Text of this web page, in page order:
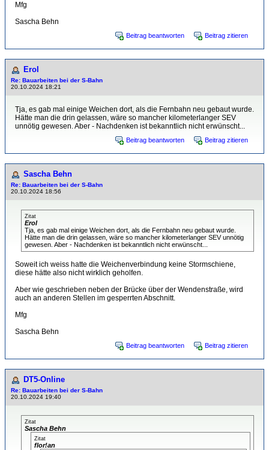
Mfg
Sascha Behn
Beitrag beantworten Beitrag zitieren
Erol
Re: Bauarbeiten bei der S-Bahn
20.10.2024 18:21
Tja, es gab mal einige Weichen dort, als die Fernbahn neu gebaut wurde.
Hätte man die drin gelassen, wäre so mancher kilometerlanger SEV
unnötig gewesen. Aber - Nachdenken ist bekanntlich nicht erwünscht...
Beitrag beantworten Beitrag zitieren
Sascha Behn
Re: Bauarbeiten bei der S-Bahn
20.10.2024 18:56
Zitat
Erol
Tja, es gab mal einige Weichen dort, als die Fernbahn neu gebaut wurde.
Hätte man die drin gelassen, wäre so mancher kilometerlanger SEV unnötig
gewesen. Aber - Nachdenken ist bekanntlich nicht erwünscht...
Soweit ich weiss hatte die Weichenverbindung keine Stormschiene,
diese hätte also nicht wirklich geholfen.
Aber wie geschrieben neben der Brücke über der Wendenstraße, wird
auch an anderen Stellen im gesperrten Abschnitt.
Mfg
Sascha Behn
Beitrag beantworten Beitrag zitieren
DT5-Online
Re: Bauarbeiten bei der S-Bahn
20.10.2024 19:40
Zitat
Sascha Behn
Zitat
flor!an